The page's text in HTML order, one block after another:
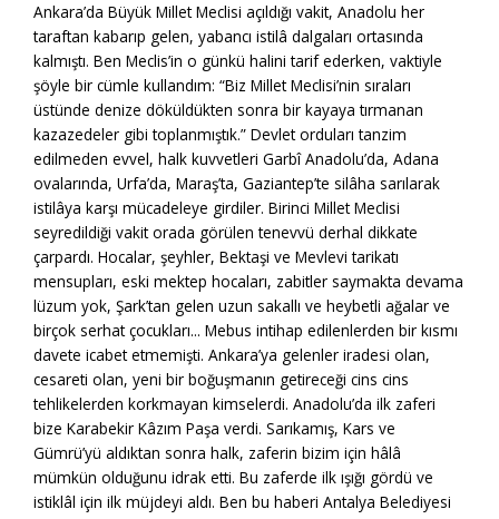
Ankara’da Büyük Millet Meclisi açıldığı vakit, Anadolu her
taraftan kabarıp gelen, yabancı istilâ dalgaları ortasında
kalmıştı. Ben Meclis’in o günkü halini tarif ederken, vaktiyle
şöyle bir cümle kullandım: “Biz Millet Meclisi’nin sıraları
üstünde denize döküldükten sonra bir kayaya tırmanan
kazazedeler gibi toplanmıştık.” Devlet orduları tanzim
edilmeden evvel, halk kuvvetleri Garbî Anadolu’da, Adana
ovalarında, Urfa’da, Maraş’ta, Gaziantep’te silâha sarılarak
istilâya karşı mücadeleye girdiler. Birinci Millet Meclisi
seyredildiği vakit orada görülen tenevvü derhal dikkate
çarpardı. Hocalar, şeyhler, Bektaşi ve Mevlevi tarikatı
mensupları, eski mektep hocaları, zabitler saymakta devama
lüzum yok, Şark’tan gelen uzun sakallı ve heybetli ağalar ve
birçok serhat çocukları... Mebus intihap edilenlerden bir kısmı
davete icabet etmemişti. Ankara’ya gelenler iradesi olan,
cesareti olan, yeni bir boğuşmanın getireceği cins cins
tehlikelerden korkmayan kimselerdi. Anadolu’da ilk zaferi
bize Karabekir Kâzım Paşa verdi. Sarıkamış, Kars ve
Gümrü’yü aldıktan sonra halk, zaferin bizim için hâlâ
mümkün olduğunu idrak etti. Bu zaferde ilk ışığı gördü ve
istiklâl için ilk müjdeyi aldı. Ben bu haberi Antalya Belediyesi